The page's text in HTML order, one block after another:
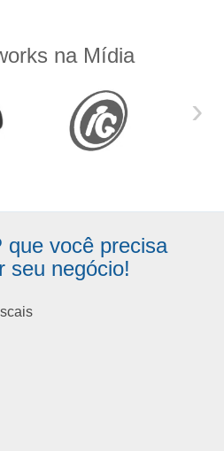
na Mídia
›
que você precisa
seu negócio!